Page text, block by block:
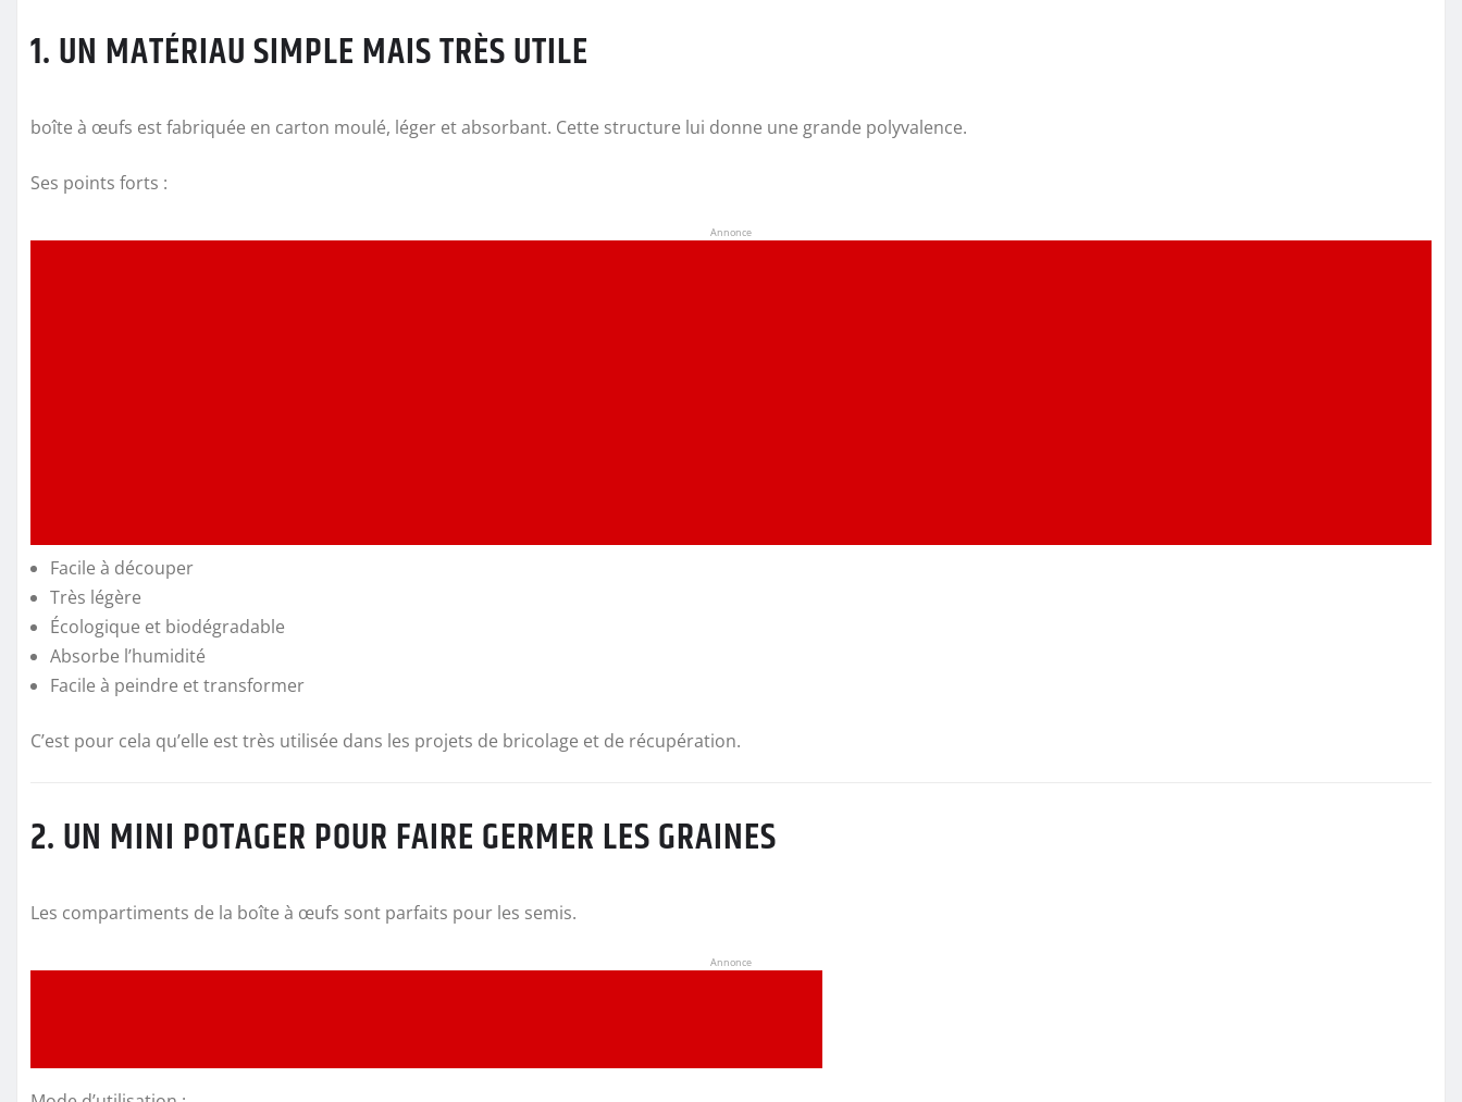
1. UN MATÉRIAU SIMPLE MAIS TRÈS UTILE
boîte à œufs est fabriquée en carton moulé, léger et absorbant. Cette structure lui donne une grande polyvalence.
Ses points forts :
Annonce
Facile à découper
Très légère
Écologique et biodégradable
Absorbe l’humidité
Facile à peindre et transformer
C’est pour cela qu’elle est très utilisée dans les projets de bricolage et de récupération.
2. UN MINI POTAGER POUR FAIRE GERMER LES GRAINES
Les compartiments de la boîte à œufs sont parfaits pour les semis.
Annonce